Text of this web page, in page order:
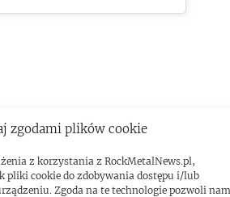
zgodami plików cookie
z korzystania z RockMetalNews.pl,
pliki cookie do zdobywania dostępu i/lub
Zgoda na te technologie pozwoli nam